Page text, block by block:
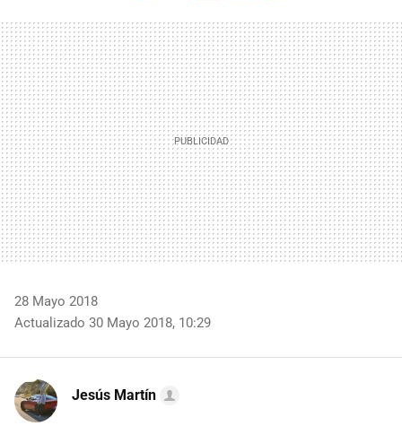
MAIL
28 Mayo 2018
Actualizado 30 Mayo 2018, 10:29
Jesús Martín